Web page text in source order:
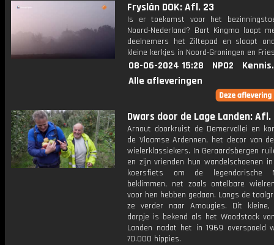
Fryslân DOK: Afl. 23
Is er toekomst voor het
Noord-Nederland? Bart Kingma loopt
deelnemers het Ziltepad en slaapt
kleine kerkjes in Noord-Groningen en
08-06-2024 15:28 NPO2
Alle afleveringen
Dwars door de Lage Landen: Afl.
Arnout doorkruist de Demervallei en
de Vlaamse Ardennen, het decor van
wielerklassiekers. In Geraardsbergen
en zijn vrienden hun wandelschoenen
koersfiets om de legendarische
beklimmen, net zoals ontelbare
voor hen hebben gedaan. Langs de
ze verder naar Amougies. Dit kleine,
dorpje is bekend als het Woodstock
Landen nadat het in 1969 overspoeld
70.000 hippies.